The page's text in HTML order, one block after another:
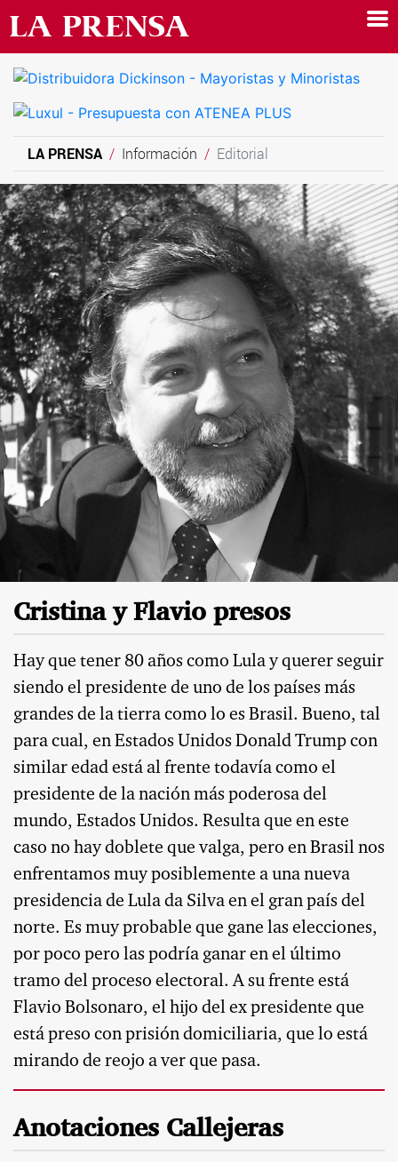
LA PRENSA Información Editorial
Cristina y Flavio presos
Hay que tener 80 años como Lula y querer seguir
siendo el presidente de uno de los países más
grandes de la tierra como lo es Brasil. Bueno, tal
para cual, en Estados Unidos Donald Trump con
similar edad está al frente todavía como el
presidente de la nación más poderosa del
mundo, Estados Unidos. Resulta que en este
caso no hay doblete que valga, pero en Brasil nos
enfrentamos muy posiblemente a una nueva
presidencia de Lula da Silva en el gran país del
norte. Es muy probable que gane las elecciones,
por poco pero las podría ganar en el último
tramo del proceso electoral. A su frente está
Flavio Bolsonaro, el hijo del ex presidente que
está preso con prisión domiciliaria, que lo está
mirando de reojo a ver que pasa.
Anotaciones Callejeras